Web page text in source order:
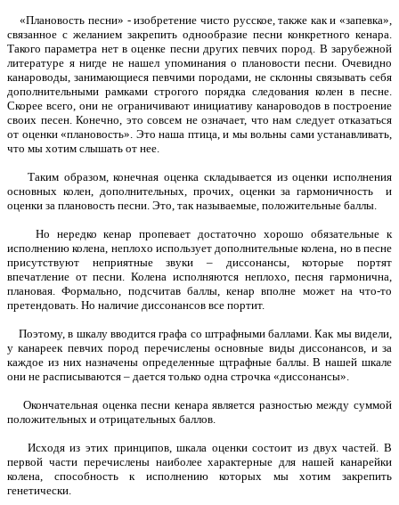
«Плановость песни» - изобретение чисто русское, также как и «запевка»,
связанное с желанием закрепить однообразие песни конкретного кенара.
Такого параметра нет в оценке песни других певчих пород. В зарубежной
литературе я нигде не нашел упоминания о плановости песни. Очевидно
канароводы, занимающиеся певчими породами, не склонны связывать себя
дополнительными рамками строгого порядка следования колен в песне.
Скорее всего, они не ограничивают инициативу канароводов в построение
своих песен. Конечно, это совсем не означает, что нам следует отказаться
от оценки «плановость». Это наша птица, и мы вольны сами устанавливать,
что мы хотим слышать от нее.
Таким образом, конечная оценка складывается из оценки исполнения
основных колен, дополнительных, прочих, оценки за гармоничность и
оценки за плановость песни. Это, так называемые, положительные баллы.
Но нередко кенар пропевает достаточно хорошо обязательные к
исполнению колена, неплохо использует дополнительные колена, но в песне
присутствуют неприятные звуки – диссонансы, которые портят
впечатление от песни. Колена исполняются неплохо, песня гармонична,
плановая. Формально, подсчитав баллы, кенар вполне может на что-то
претендовать. Но наличие диссонансов все портит.
Поэтому, в шкалу вводится графа со штрафными баллами. Как мы видели,
у канареек певчих пород перечислены основные виды диссонансов, и за
каждое из них назначены определенные щтрафные баллы. В нашей шкале
они не расписываются – дается только одна строчка «диссонансы».
Окончательная оценка песни кенара является разностью между суммой
положительных и отрицательных баллов.
Исходя из этих принципов, шкала оценки состоит из двух частей. В
первой части перечислены наиболее характерные для нашей канарейки
колена, способность к исполнению которых мы хотим закрепить
генетически.